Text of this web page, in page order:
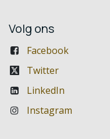
Volg ons
Facebook
Twitter
LinkedIn
Instagram